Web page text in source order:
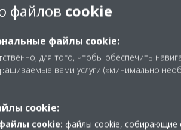
файлов cookie
файлы cookie:
для того, чтобы обеспечить
вами услуги («минимально
cookie:
cookie: файлы cookie, собирающие